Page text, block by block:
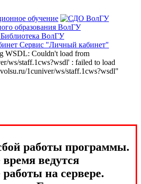
обучение
образования ВолГУ
Библиотека ВолГУ
Сервис "Личный кабинет"
WSDL: Couldn't load from
ws/staff.1cws?wsdl' : failed to load
1cuniver/ws/staff.1cws?wsdl"
работы программы.
ведутся
на сервере.